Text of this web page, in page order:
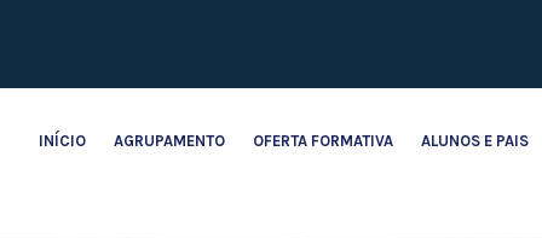
INÍCIO AGRUPAMENTO OFERTA FORMATIVA ALUNOS E PAIS